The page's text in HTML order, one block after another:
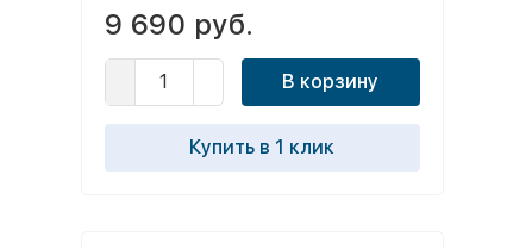
9 690 руб.
В корзину
Купить в 1 клик